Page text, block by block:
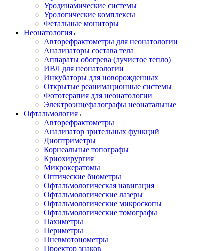
Уродинамические системы
Урологические комплексы
Фетальные мониторы
Неонатология
Авторефрактометры для неонатологии
Анализаторы состава тела
Аппараты обогрева (лучистое тепло)
ИВЛ для неонатологии
Инкубаторы для новорожденных
Открытые реанимационные системы
Фототерапия для неонатологии
Электроэнцефалографы неонатальные
Офтальмология
Авторефрактометры
Анализатор зрительных функций
Диоптриметры
Корнеальные топографы
Криохирургия
Микрокератомы
Оптические биометры
Офтальмологическая навигация
Офтальмологические лазеры
Офтальмологические микроскопы
Офтальмологические томографы
Пахиметры
Периметры
Пневмотонометры
Проектор знаков